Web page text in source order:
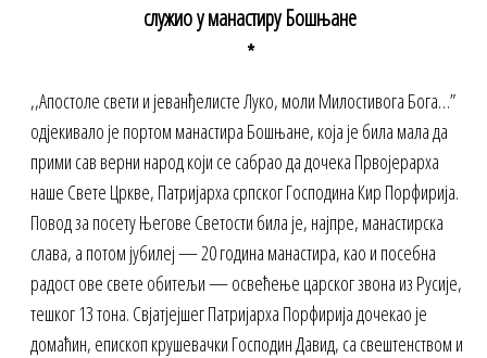
служио у манастиру Бошњане
*
,,Апостоле свети и јеванђелисте Луко, моли Милостивога Бога…”
одјекивало је портом манастира Бошњане, која је била мала да
прими сав верни народ који се сабрао да дочека Првојерарха
наше Свете Цркве, Патријарха српског Господина Кир Порфирија.
Повод за посету Његове Светости била је, најпре, манастирска
слава, а потом јубилеј — 20 година манастира, као и посебна
радост ове свете обитељи — освећење царског звона из Русије,
тешког 13 тона. Свјатјејшег Патријарха Порфирија дочекао је
домаћин, епископ крушевачки Господин Давид, са свештенством и